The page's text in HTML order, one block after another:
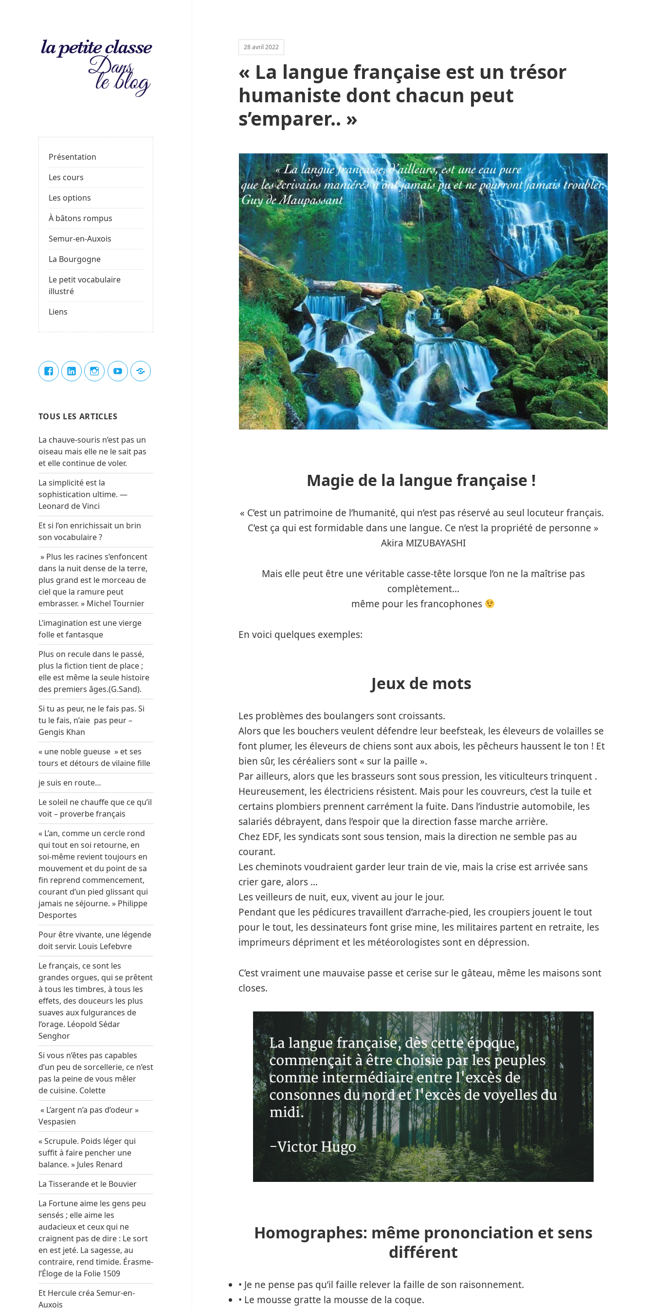
classe
: le
blog
Présentation
Les cours
Les options
À bâtons rompus
Semur-en-Auxois
La Bourgogne
Le petit vocabulaire
illustré
Liens
Élément
de
Élément
de
Élément
de
Élément
de
Élément
du
TOUS LES ARTICLES
La chauve-souris n’est pas un
oiseau mais elle ne le sait pas
et elle continue de voler.
La simplicité est la
sophistication ultime. —
Leonard de Vinci
Et si l’on enrichissait un brin
son vocabulaire ?
» Plus les racines s’enfoncent
dans la nuit dense de la terre,
plus grand est le morceau de
ciel que la ramure peut
embrasser. » Michel Tournier
L’imagination est une vierge
folle et fantasque
Plus on recule dans le passé,
plus la fiction tient de place ;
elle est même la seule histoire
des premiers âges.(G.Sand).
Si tu as peur, ne le fais pas. Si
tu le fais, n’aie pas peur –
Gengis Khan
« une noble gueuse » et ses
tours et détours de vilaine fille
je suis en route…
Le soleil ne chauffe que ce qu’il
voit – proverbe français
« L’an, comme un cercle rond
qui tout en soi retourne, en
soi-même revient toujours en
mouvement et du point de sa
fin reprend commencement,
courant d’un pied glissant qui
jamais ne séjourne. » Philippe
Desportes
Pour être vivante, une légende
doit servir. Louis Lefebvre
Le français, ce sont les
grandes orgues, qui se prêtent
à tous les timbres, à tous les
effets, des douceurs les plus
suaves aux fulgurances de
l’orage. Léopold Sédar
Senghor
Si vous n’êtes pas capables
d’un peu de sorcellerie, ce n’est
pas la peine de vous mêler
de cuisine. Colette
« L’argent n’a pas d’odeur »
Vespasien
« Scrupule. Poids léger qui
suffit à faire pencher une
balance. » Jules Renard
La Tisserande et le Bouvier
La Fortune aime les gens peu
sensés ; elle aime les
audacieux et ceux qui ne
craignent pas de dire : Le sort
en est jeté. La sagesse, au
contraire, rend timide. Érasme-
l’Éloge de la Folie 1509
Et Hercule créa Semur-en-
Auxois
28 avril 2022
« La langue française est un trésor
humaniste dont chacun peut
s’emparer.. »
Magie de la langue française !
« C’est un patrimoine de l’humanité, qui n’est pas réservé au seul locuteur français.
C’est ça qui est formidable dans une langue. Ce n’est la propriété de personne »
Akira MIZUBAYASHI
Mais elle peut être une véritable casse-tête lorsque l’on ne la maîtrise pas
complètement…
même pour les francophones
En voici quelques exemples:
Jeux de mots
Les problèmes des boulangers sont croissants.
Alors que les bouchers veulent défendre leur beefsteak, les éleveurs de volailles se
font plumer, les éleveurs de chiens sont aux abois, les pêcheurs haussent le ton ! Et
bien sûr, les céréaliers sont « sur la paille ».
Par ailleurs, alors que les brasseurs sont sous pression, les viticulteurs trinquent .
Heureusement, les électriciens résistent. Mais pour les couvreurs, c’est la tuile et
certains plombiers prennent carrément la fuite. Dans l’industrie automobile, les
salariés débrayent, dans l’espoir que la direction fasse marche arrière.
Chez EDF, les syndicats sont sous tension, mais la direction ne semble pas au
courant.
Les cheminots voudraient garder leur train de vie, mais la crise est arrivée sans
crier gare, alors …
Les veilleurs de nuit, eux, vivent au jour le jour.
Pendant que les pédicures travaillent d’arrache-pied, les croupiers jouent le tout
pour le tout, les dessinateurs font grise mine, les militaires partent en retraite, les
imprimeurs dépriment et les météorologistes sont en dépression.
C’est vraiment une mauvaise passe et cerise sur le gâteau, même les maisons sont
closes.
Homographes: même prononciation et sens
différent
• Je ne pense pas qu’il faille relever la faille de son raisonnement.
• Le mousse gratte la mousse de la coque.